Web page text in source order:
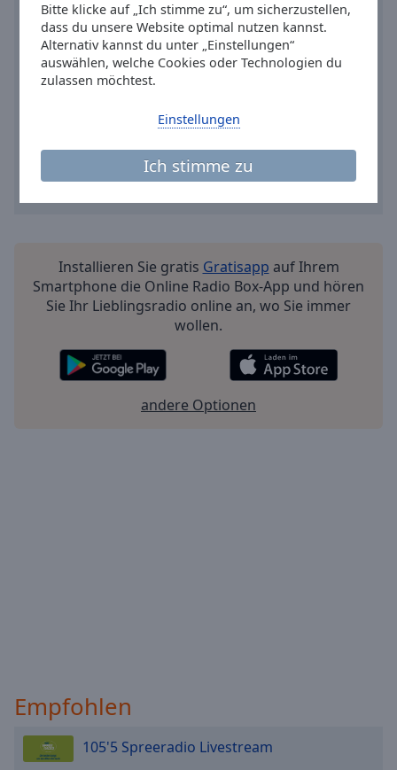
Bitte klicke auf „Ich stimme zu“, um sicherzustellen,
dass du unsere Website optimal nutzen kannst.
Alternativ kannst du unter „Einstellungen“
auswählen, welche Cookies oder Technologien du
zulassen möchtest.
Ich stimme zu
Einstellungen
window.
Installieren Sie gratis Gratisapp auf Ihrem
Smartphone die Online Radio Box-App und hören
Sie Ihr Lieblingsradio online an, wo Sie immer
wollen.
andere Optionen
Empfohlen
105'5 Spreeradio Livestream